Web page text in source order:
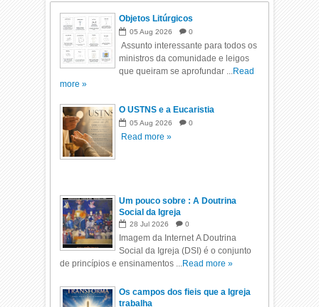
Objetos Litúrgicos
05 Aug 2026 0
Assunto interessante para todos os
ministros da comunidade e leigos
que queiram se aprofundar ...Read
more »
O USTNS e a Eucaristia
05 Aug 2026 0
Read more »
Um pouco sobre : A Doutrina
Social da Igreja
28 Jul 2026 0
Imagem da Internet A Doutrina
Social da Igreja (DSI) é o conjunto
de princípios e ensinamentos ...Read more »
Os campos dos fieis que a Igreja
trabalha